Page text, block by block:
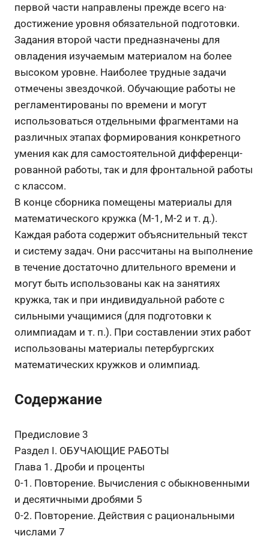
первой части направлены прежде всего на·
достижение уровня обязательной подготовки.
Задания второй части предназначены для
овладения изучаемым материалом на более
высоком уровне. Наиболее трудные задачи
отмечены звездочкой. Обучающие работы не
регламентированы по времени и могут
использоваться отдельными фрагментами на
различных этапах формирования конкретного
умения как для самостоятельной дифференци­
рованной работы, так и для фронтальной работы
с классом.
В конце сборника помещены материалы для
математического кружка (М-1, М-2 и т. д.).
Каждая работа содержит объяснительный текст
и систему задач. Они рассчитаны на выполнение
в течение достаточно длительного времени и
могут быть использованы как на занятиях
кружка, так и при индивидуальной работе с
сильными учащимися (для подготовки к
олимпиадам и т. п.). При составлении этих работ
использованы материалы петербургских
математических кружков и олимпиад.
Содержание
Предисловие 3
Раздел I. ОБУЧАЮЩИЕ РАБОТЫ
Глава 1. Дроби и проценты
0-1. Повторение. Вычисления с обыкновенными
и десятичными дробями 5
0-2. Повторение. Действия с рациональными
числами 7